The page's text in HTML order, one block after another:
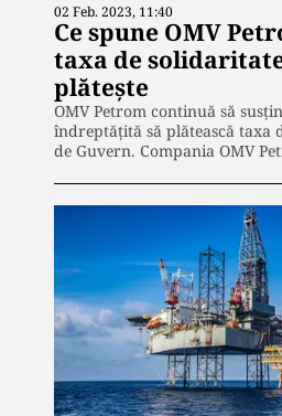
02 Feb. 2023, 11:40
Ce spune OMV
taxa de
plătește
OMV Petrom continuă să
îndreptățită să plătească taxa
de Guvern. Compania OMV